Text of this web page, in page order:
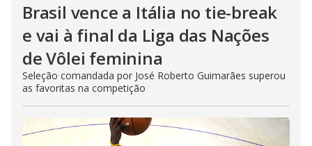
Brasil vence a Itália no tie-break
e vai à final da Liga das Nações
de Vôlei feminina
Seleção comandada por José Roberto Guimarães superou
as favoritas na competição